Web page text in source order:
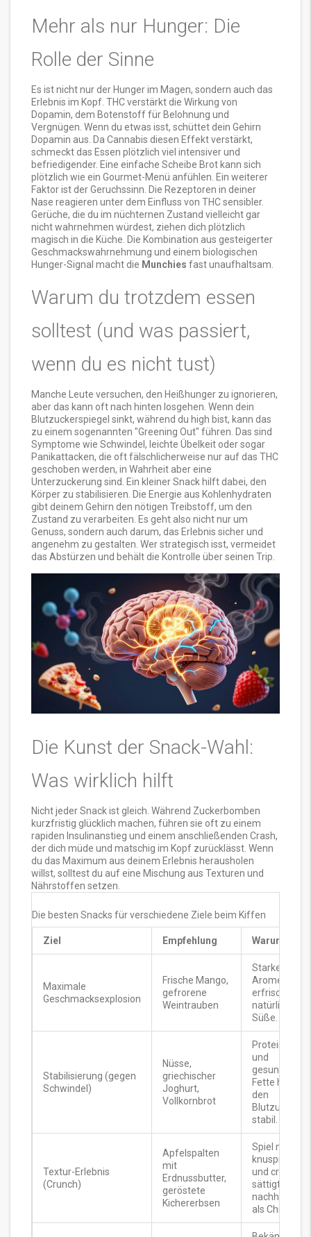
Mehr als nur Hunger: Die
Rolle der Sinne
Es ist nicht nur der Hunger im Magen, sondern auch das
Erlebnis im Kopf. THC verstärkt die Wirkung von
Dopamin, dem Botenstoff für Belohnung und
Vergnügen. Wenn du etwas isst, schüttet dein Gehirn
Dopamin aus. Da Cannabis diesen Effekt verstärkt,
schmeckt das Essen plötzlich viel intensiver und
befriedigender. Eine einfache Scheibe Brot kann sich
plötzlich wie ein Gourmet-Menü anfühlen. Ein weiterer
Faktor ist der Geruchssinn. Die Rezeptoren in deiner
Nase reagieren unter dem Einfluss von THC sensibler.
Gerüche, die du im nüchternen Zustand vielleicht gar
nicht wahrnehmen würdest, ziehen dich plötzlich
magisch in die Küche. Die Kombination aus gesteigerter
Geschmackswahrnehmung und einem biologischen
Hunger-Signal macht die Munchies fast unaufhaltsam.
Warum du trotzdem essen
solltest (und was passiert,
wenn du es nicht tust)
Manche Leute versuchen, den Heißhunger zu ignorieren,
aber das kann oft nach hinten losgehen. Wenn dein
Blutzuckerspiegel sinkt, während du high bist, kann das
zu einem sogenannten "Greening Out" führen. Das sind
Symptome wie Schwindel, leichte Übelkeit oder sogar
Panikattacken, die oft fälschlicherweise nur auf das THC
geschoben werden, in Wahrheit aber eine
Unterzuckerung sind. Ein kleiner Snack hilft dabei, den
Körper zu stabilisieren. Die Energie aus Kohlenhydraten
gibt deinem Gehirn den nötigen Treibstoff, um den
Zustand zu verarbeiten. Es geht also nicht nur um
Genuss, sondern auch darum, das Erlebnis sicher und
angenehm zu gestalten. Wer strategisch isst, vermeidet
das Abstürzen und behält die Kontrolle über seinen Trip.
Die Kunst der Snack-Wahl:
Was wirklich hilft
Nicht jeder Snack ist gleich. Während Zuckerbomben
kurzfristig glücklich machen, führen sie oft zu einem
rapiden Insulinanstieg und einem anschließenden Crash,
der dich müde und matschig im Kopf zurücklässt. Wenn
du das Maximum aus deinem Erlebnis herausholen
willst, solltest du auf eine Mischung aus Texturen und
Nährstoffen setzen.
Die besten Snacks für verschiedene Ziele beim Kiffen
Ziel Empfehlung Warum?
Maximale
Geschmacksexplosion
Frische Mango,
gefrorene
Weintrauben
Starke
Aromen,
erfrischend,
natürliche
Süße.
Stabilisierung (gegen
Schwindel)
Nüsse,
griechischer
Joghurt,
Vollkornbrot
Proteine
und
gesunde
Fette halten
den
Blutzucker
stabil.
Textur-Erlebnis
(Crunch)
Apfelspalten
mit
Erdnussbutter,
geröstete
Kichererbsen
Spiel mit
knusprig
und cremig,
sättigt
nachhaltiger
als Chips.